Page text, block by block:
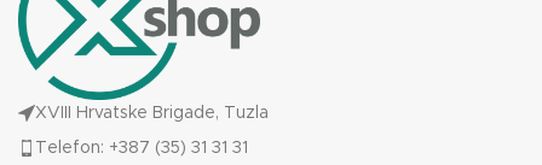
XVIII Hrvatske Brigade, Tuzla
Telefon: +387 (35) 31 31 31